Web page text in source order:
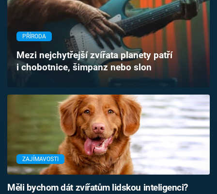
TV Program
Časopis
Sledujte prima+
PŘÍRODA
Mezi nejchytřejší zvířata planety patří
i chobotnice, šimpanz nebo slon
ZAJÍMAVOSTI
Měli bychom dát zvířatům lidskou inteligenci?